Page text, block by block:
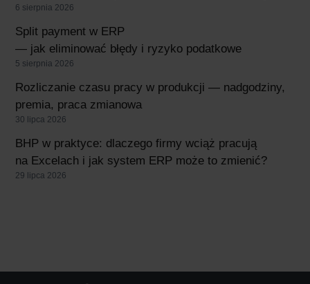
6 sierpnia 2026
Split payment w ERP
— jak eliminować błędy i ryzyko podatkowe
5 sierpnia 2026
Rozliczanie czasu pracy w produkcji — nadgodziny,
premia, praca zmianowa
30 lipca 2026
BHP w praktyce: dlaczego firmy wciąż pracują
na Excelach i jak system ERP może to zmienić?
29 lipca 2026